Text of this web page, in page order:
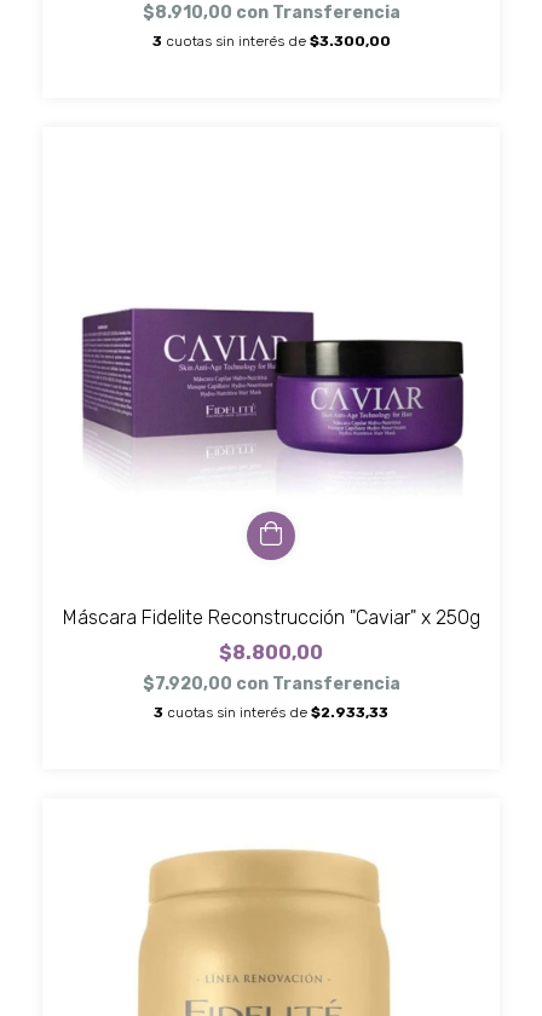
$8.910,00 con Transferencia
3 cuotas sin interés de $3.300,00
Máscara Fidelite Reconstrucción "Caviar" x 250g
$8.800,00
$7.920,00 con Transferencia
3 cuotas sin interés de $2.933,33